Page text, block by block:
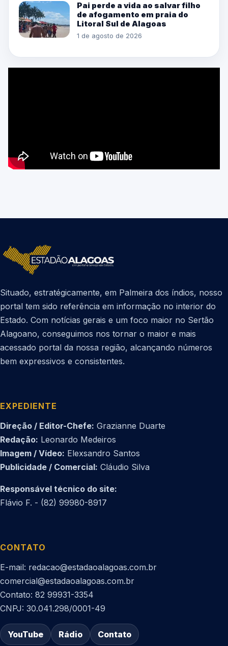
Pai perde a vida ao salvar filho
de afogamento em praia do
Litoral Sul de Alagoas
1 de agosto de 2026
Situado, estratégicamente, em Palmeira dos índios, nosso
portal tem sido referência em informação no interior do
Estado. Com notícias gerais e um foco maior no Sertão
Alagoano, conseguimos nos tornar o maior e mais
acessado portal da nossa região, alcançando números
bem expressivos e consistentes.
EXPEDIENTE
Direção / Editor-Chefe: Grazianne Duarte
Redação: Leonardo Medeiros
Imagem / Vídeo: Elexsandro Santos
Publicidade / Comercial: Cláudio Silva
Responsável técnico do site:
Flávio F. - (82) 99980-8917
CONTATO
E-mail: redacao@estadaoalagoas.com.br
comercial@estadaoalagoas.com.br
Contato: 82 99931-3354
CNPJ: 30.041.298/0001-49
YouTube Rádio Contato